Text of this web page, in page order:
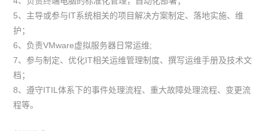
5、主导或参与IT系统相关的项目解决方案制定、落地实施、维
护；
6、负责VMware虚拟服务器日常运维;
7、参与制定、优化IT相关运维管理制度、撰写运维手册及技术文
档；
8、遵守ITIL体系下的事件处理流程、重大故障处理流程、变更流
程等。